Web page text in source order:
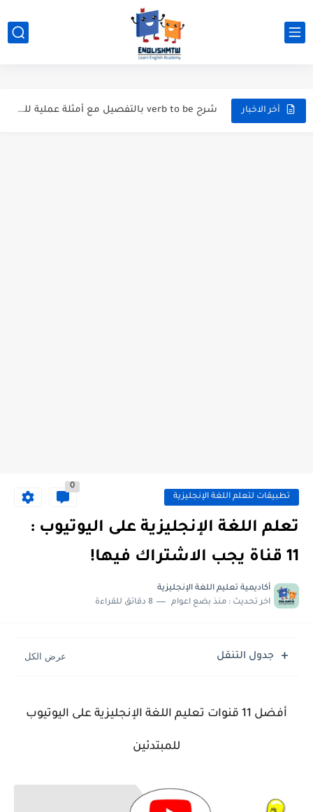
أخر الاخبار
الفرق بين have و has بشرح مبسط مع أمثلة عملية
قواعد اللغة الانجليزية كاملة pdf للمبتدئين مجاناً
تطبيقات لتعلم اللغة الإنجليزية
0
تعلم اللغة الإنجليزية على اليوتيوب :
11 قناة يجب الاشتراك فيها!
أكاديمية تعليم اللغة الإنجليزية
اخر تحديث : منذ بضع اعوام 8 دقائق للقراءة
جدول التنقل
أفضل 11 قنوات تعليم اللغة الإنجليزية على اليوتيوب
للمبتدئين